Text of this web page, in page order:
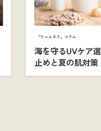
「ウェルネス」コラム
海を守るUVケア
止めと夏の肌対策